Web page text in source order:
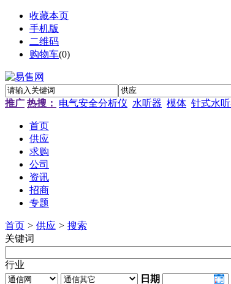
收藏本页
手机版
二维码
购物车(0)
推广 热搜： 电气安全分析仪 水听器 模体 针式水
首页
供应
求购
公司
资讯
招商
专题
首页 > 供应 > 搜索
关键词
行业
日期